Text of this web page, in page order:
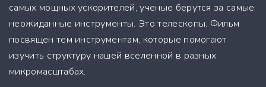
самых мощных ускорителей, ученые берутся за самые
неожиданные инструменты. Это телескопы. Фильм
посвящен тем инструментам, которые помогают
изучить структуру нашей вселенной в разных
микромасштабах.